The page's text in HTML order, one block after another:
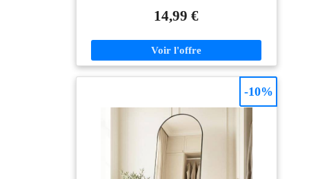
ne se brise PACK DE 3 - Le miroir rond mural est
proposé en pack de 3, ce qui permet d'utiliser chaque
mettre toutes sur un même mur pour créer un style
unique et personnalisé. Une Parfaite déco mur pour le
COULEUR CHAMPAGNE - Ces miroirs décoratifs
mesurent 25x25x1,6 cm e d'une couleur or clair. Ils
sont donc bien assortis à toute une palette de couleurs,
blanc, noir, gris, rose, rouge ou brun. Deux types de
design de miroir soleil, idéal pour le style de votre
maison DÉCORATION VINTAGE - Avec cet
ensemble de miroir vintage rond, apportez une touche
chic à votre intérieur. En plus, ils se combinent aussi
14,99 €
-10%